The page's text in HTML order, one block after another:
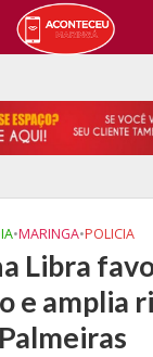
•MARINGA•POLICIA
Libra
e amplia